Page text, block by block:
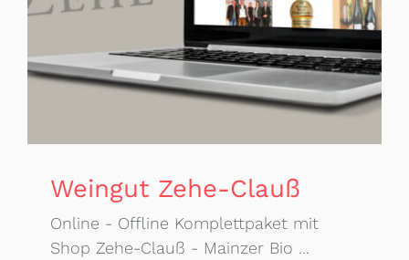
Weingut Zehe-Clauß
Online - Offline Komplettpaket mit
Shop Zehe-Clauß - Mainzer Bio ...